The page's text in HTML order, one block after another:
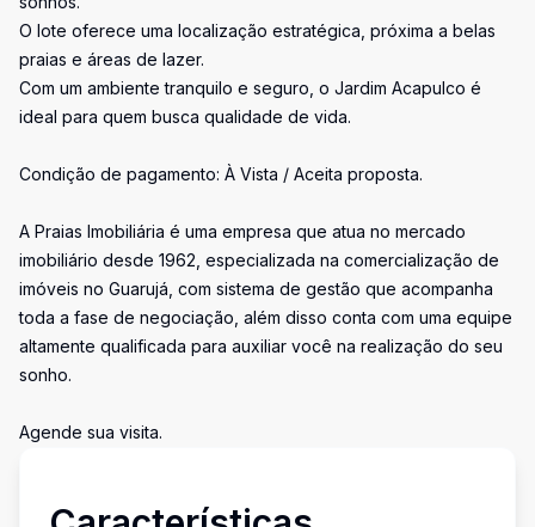
O lote oferece uma localização estratégica, próxima a belas
praias e áreas de lazer.
Com um ambiente tranquilo e seguro, o Jardim Acapulco é
ideal para quem busca qualidade de vida.
Condição de pagamento: À Vista / Aceita proposta.
A Praias Imobiliária é uma empresa que atua no mercado
imobiliário desde 1962, especializada na comercialização de
imóveis no Guarujá, com sistema de gestão que acompanha
toda a fase de negociação, além disso conta com uma equipe
altamente qualificada para auxiliar você na realização do seu
sonho.
Agende sua visita.